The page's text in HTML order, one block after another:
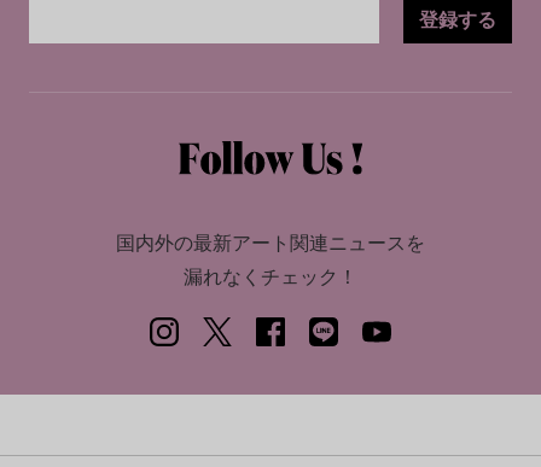
登録する
国内外の最新アート関連ニュースを
漏れなくチェック！